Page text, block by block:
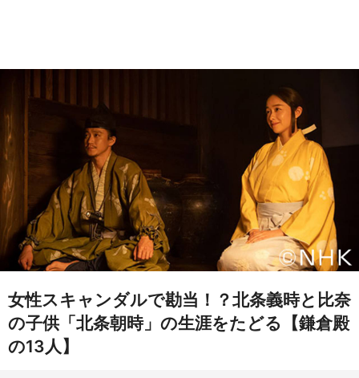
女性スキャンダルで勘当！？北条義時と比奈
の子供「北条朝時」の生涯をたどる【鎌倉殿
の13人】